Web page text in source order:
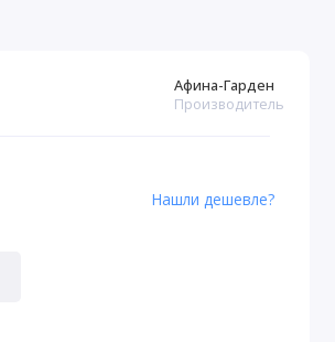
Афина-Гарден
Производитель
Нашли дешевле?